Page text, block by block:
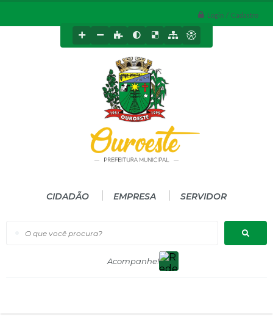
Login / Cadastro
O que você procura?
CIDADÃO EMPRESA SERVIDOR